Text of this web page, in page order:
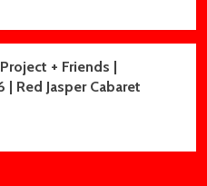
+ Friends |
| Red Jasper Cabaret